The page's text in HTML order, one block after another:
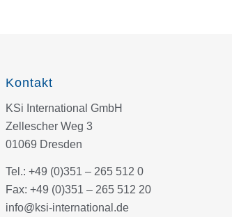
Kontakt
KSi International GmbH
Zellescher Weg 3
01069 Dresden
Tel.: +49 (0)351 – 265 512 0
Fax: +49 (0)351 – 265 512 20
info@ksi-international.de